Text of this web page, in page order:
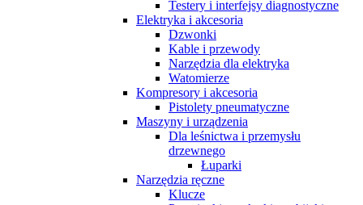
Testery i interfejsy diagnostyczne
Elektryka i akcesoria
Dzwonki
Kable i przewody
Narzędzia dla elektryka
Watomierze
Kompresory i akcesoria
Pistolety pneumatyczne
Maszyny i urządzenia
Dla leśnictwa i przemysłu
drzewnego
Łuparki
Narzędzia ręczne
Klucze